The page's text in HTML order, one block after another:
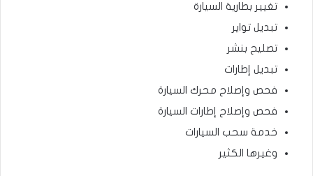
تغيير بطارية السيارة
تبديل تواير
تصليح بنشر
تبديل إطارات
فحص وإصلاح محرك السيارة
فحص وإصلاح إطارات السيارة
خدمة سحب السيارات
وغيرها الكثير